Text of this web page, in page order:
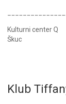
Kulturni center Q
Škuc
Klub